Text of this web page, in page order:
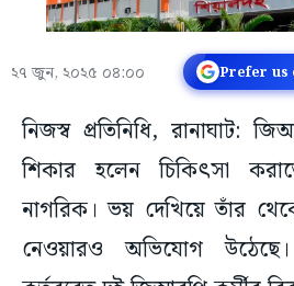
২৭ জুন, ২০২৫ ০৪:০০ Prefer us
নিজস্ব প্রতিনিধি, রানাঘাট:
শিকার হলেন চিকিৎসা
নাগরিক। ভয় দেখিয়ে তাঁর
নেওয়ারও অভিযোগ